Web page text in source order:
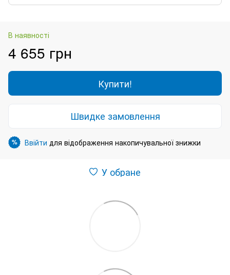
В наявності
4 655 грн
Купити!
Швидке замовлення
% Ввійти для відображення накопичувальної знижки
У обране